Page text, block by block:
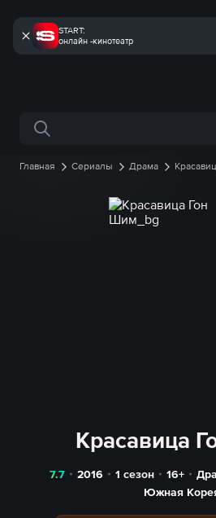
START:
онлайн -кинотеатр
Поиск по сайту
Главная Сериалы Драма
Красавица
7.7 2016 1 сезон 16+
Южная